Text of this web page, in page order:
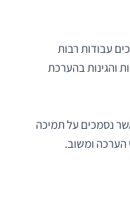
עבודות רבות
והגינות בהערכת
נסמכים על תמיכה
הערכה ומשוב.